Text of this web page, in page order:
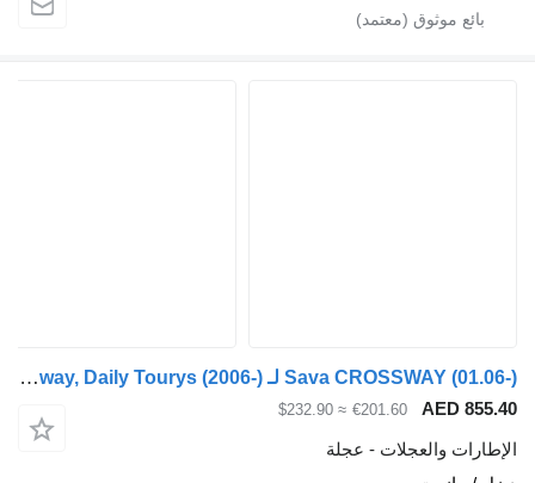
Sava CROSSWAY (01.06-) لـ Irisbus Arway, Crossway, Crealis, Magelys, Proway, Daily Tourys (2006-)
€201.60
≈ $232.90
والعجلات - عجلة